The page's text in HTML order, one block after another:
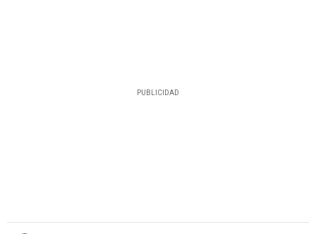
PUBLICIDAD